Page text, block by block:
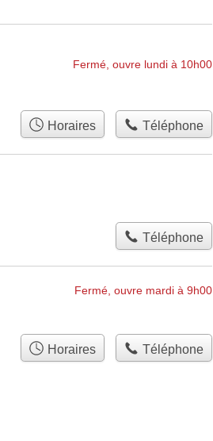
Fermé, ouvre lundi à 10h00
Horaires Téléphone
Téléphone
Fermé, ouvre mardi à 9h00
Horaires Téléphone